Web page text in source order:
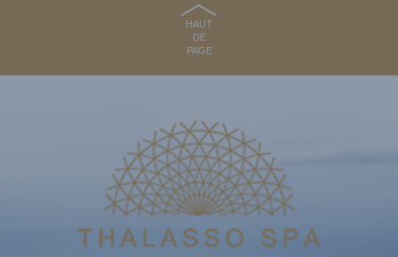
HAUT
DE
PAGE